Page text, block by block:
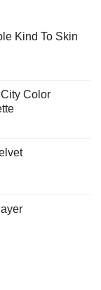
Kind To Skin
Color